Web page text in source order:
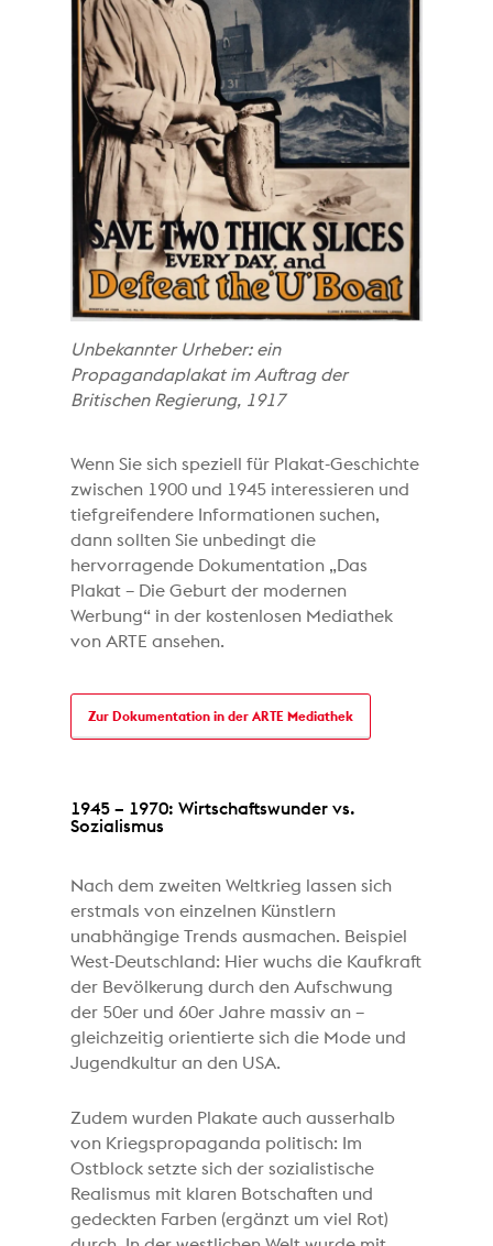
Unbekannter Urheber: ein
Propagandaplakat im Auftrag der
Britischen Regierung, 1917
Wenn Sie sich speziell für Plakat-Geschichte
zwischen 1900 und 1945 interessieren und
tiefgreifendere Informationen suchen,
dann sollten Sie unbedingt die
hervorragende Dokumentation „Das
Plakat – Die Geburt der modernen
Werbung“ in der kostenlosen Mediathek
von ARTE ansehen.
Zur Dokumentation in der ARTE Mediathek
1945 – 1970: Wirtschaftswunder vs.
Sozialismus
Nach dem zweiten Weltkrieg lassen sich
erstmals von einzelnen Künstlern
unabhängige Trends ausmachen. Beispiel
West-Deutschland: Hier wuchs die Kaufkraft
der Bevölkerung durch den Aufschwung
der 50er und 60er Jahre massiv an –
gleichzeitig orientierte sich die Mode und
Jugendkultur an den USA.
Zudem wurden Plakate auch ausserhalb
von Kriegspropaganda politisch: Im
Ostblock setzte sich der sozialistische
Realismus mit klaren Botschaften und
gedeckten Farben (ergänzt um viel Rot)